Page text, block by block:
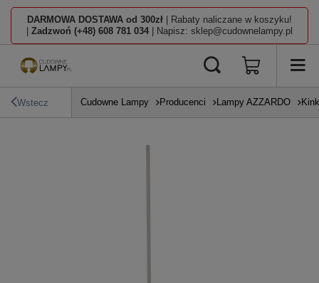
DARMOWA DOSTAWA od 300zł | Rabaty naliczane w koszyku!
Zadzwoń (+48) 608 781 034 | Napisz: sklep@cudownelampy.pl
Wstecz Cudowne Lampy Producenci Lampy AZZARDO